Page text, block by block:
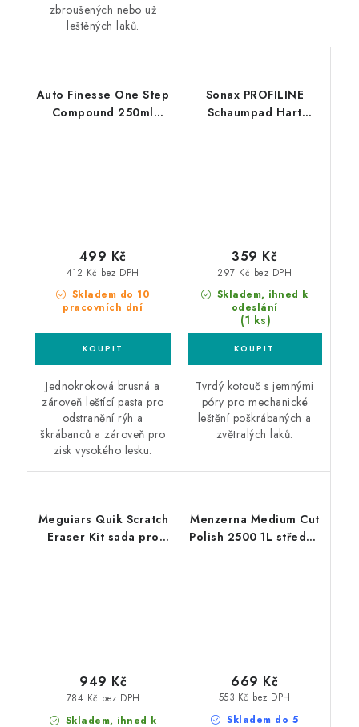
zbroušených nebo už
leštěných laků.
Auto Finesse One Step
Compound 250ml
Skladem do 10
pracovních dní
412 Kč bez DPH
499 Kč
Jednokroková brusná a
zároveň leštící pasta pro
odstranění rýh a
škrábanců a zároveň pro
zisk vysokého lesku.
Sonax PROFILINE
Schaumpad Hart
Skladem, ihned k
odeslání
(1 ks)
297 Kč bez DPH
359 Kč
Tvrdý kotouč s jemnými
póry pro mechanické
leštění poškrábaných a
zvětralých laků.
Meguiars Quik Scratch
Eraser Kit sada pro
Skladem, ihned k
784 Kč bez DPH
949 Kč
Menzerna Medium Cut
Polish 2500 1L středně
Skladem do 5
553 Kč bez DPH
669 Kč